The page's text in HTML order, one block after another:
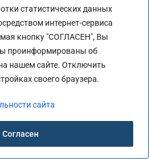
статистических данных
интернет-сервиса
кнопку "СОГЛАСЕН", Вы
проинформированы об
нашем сайте. Отключить
своего браузера.
сайта
Согласен
результатов
защите персональных данных ЧПОУ
персональных данных ЧПОУ СИ
сайта
ЮУ ©salskiubip.ru